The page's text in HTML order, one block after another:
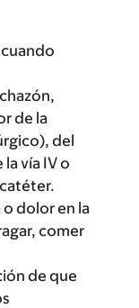
de la
del
vía IV o
o dolor en la
comer
de que